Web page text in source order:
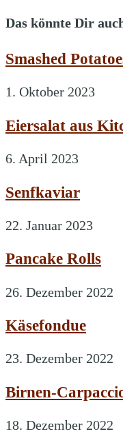
Das könnte Dir
Smashed
1. Oktober 2023
Eiersalat aus
6. April 2023
Senfkaviar
22. Januar 2023
Pancake Rolls
26. Dezember 2022
Käsefondue
23. Dezember 2022
Birnen-
18. Dezember 2022